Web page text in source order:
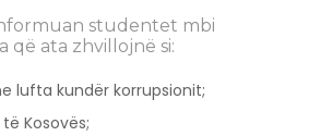
studentet mbi
që ata zhvillojnë si:
lufta kundër korrupsionit;
Kosovës;